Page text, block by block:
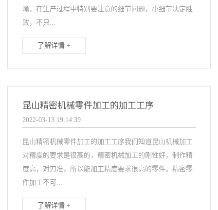
喻，在生产过程中特别要注意的细节问题，小细节决定胜
败，不只...
了解详情 +
昆山精密机械零件加工的加工工序
2022-03-13 19:14:39
昆山精密机械零件加工的加工工序我们知道昆山机械加工
对精度的要求是很高的，精密机械加工的刚性好，制作精
度高，对刀准，所以能加工精度要求很高的零件。精密零
件加工不可...
了解详情 +